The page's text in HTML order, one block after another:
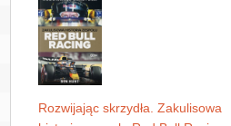
Rozwijając skrzydła. Zakulisowa